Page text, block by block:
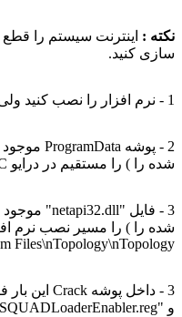
نکته : اینترنت سیستم را قطع
سازی کنید.
1 - نرم افزار را نصب کنید ولی باز
شده را ) را مستقیم در درایو C کپی و جایگزین کنید.
شده را ) را مسیر نصب نرم
Files\nTopology\nTopology )
و "SolidSQUADLoaderEnabler.reg" را اجرا کرده و اکی کنید.